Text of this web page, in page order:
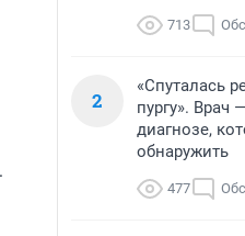
713
2
«Спуталась
пургу». Врач
диагнозе,
обнаружить
477